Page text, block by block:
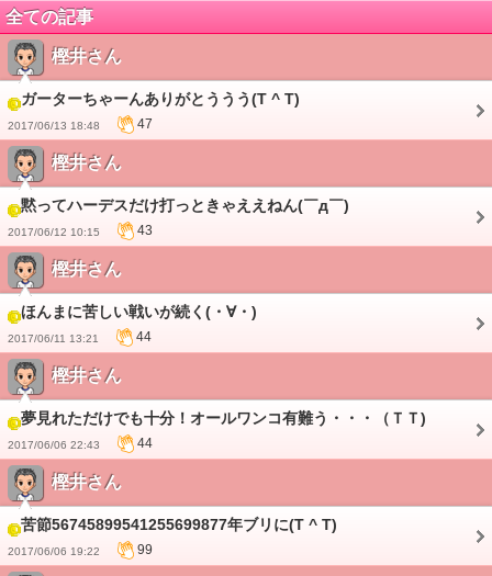
全ての記事
樫井さん
ガーターちゃーんありがとううう(T ^ T)
2017/06/13 18:48 47
樫井さん
黙ってハーデスだけ打っときゃええねん(￣д￣)
2017/06/12 10:15 43
樫井さん
ほんまに苦しい戦いが続く(・∀・)
2017/06/11 13:21 44
樫井さん
夢見れただけでも十分！オールワンコ有難う・・・（ＴＴ)
2017/06/06 22:43 44
樫井さん
苦節56745899541255699877年ブリに(T ^ T)
2017/06/06 19:22 99